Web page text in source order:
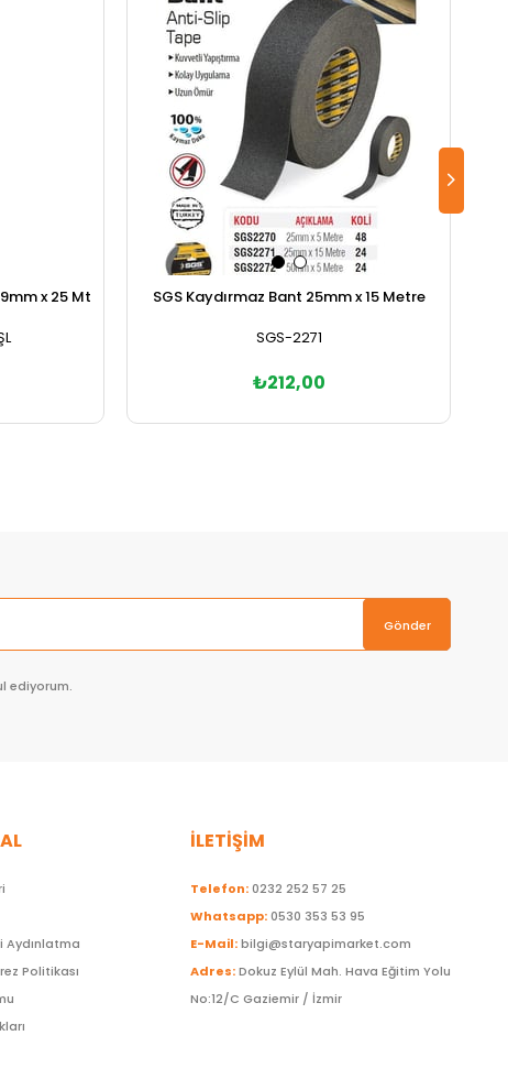
x 25 Mt SGS Kaydırmaz Bant 25mm x 15 Metre
SGS-2271
₺212,00
Gönder
ediyorum.
Aydınlatma
Politikası
İLETİŞİM
Telefon:0232 252 57 25
Whatsapp:0530 353 53 95
E-Mail:bilgi@staryapimarket.com
Adres:Dokuz Eylül Mah. Hava Eğitim Yolu
No:12/C Gaziemir / İzmir